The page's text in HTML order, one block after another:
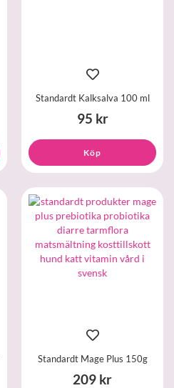
Standardt Kalksalva 100 ml
95 kr
Köp
Standardt Mage Plus 150g
209 kr